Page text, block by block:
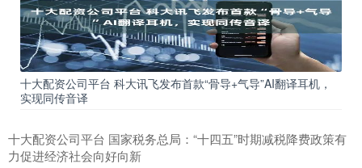
十大配资公司平台 科大讯飞发布首款“骨导+气导”AI翻译耳机，
实现同传音译
十大配资公司平台 国家税务总局：“十四五”时期减税降费政策有
力促进经济社会向好向新